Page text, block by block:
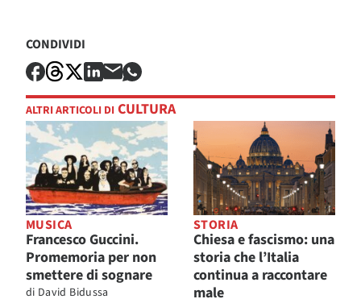
CONDIVIDI
ALTRI ARTICOLI DI CULTURA
MUSICA
Francesco Guccini.
Promemoria per non
smettere di sognare
di David Bidussa
STORIA
Chiesa e fascismo: una
storia che l’Italia
continua a raccontare
male